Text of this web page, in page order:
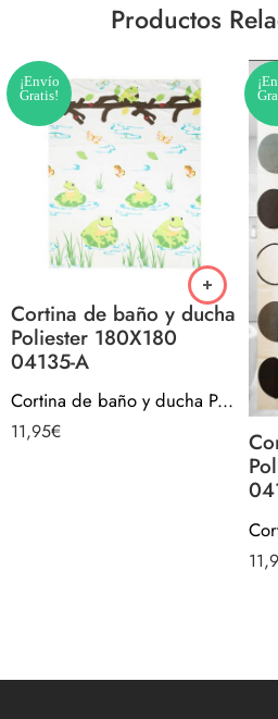
Productos
¡Envío
Gratis!
Cortina de baño y ducha
Poliester 180X180
04135-A
Cortina de baño y ducha Poliester 180X180 04135-A
11,95€